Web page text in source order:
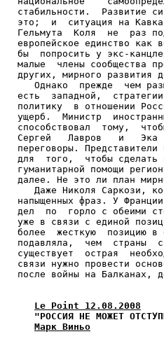
стабильности.  Развитие
это;  и  ситуация на
Гельмута  Коля  не  раз
европейское единство как
бы  попросить у экс-
малые  члены сообщества
других, мирного развития
Однако  прежде  чем
есть  западной,
политику  в отношении
ущерб.  Министр
способствовал  тому,
Сергей   Лавров   и   Эка
переговоры.
для  того,  чтобы сделать
гуманитарной помощи
далее. Не это ли план
Даже Николя Саркози,
напыщенных фраз. У
дел  по  горло с обеими
уже в связи с единой
более  жесткую  позицию в
подавляла,  чем  страны
существует  острая
связи нужно провести
после войны на Балканах,
Le Point 12.08.2008
"РОССИЯ НЕ МОЖЕТ
Марк Виньо